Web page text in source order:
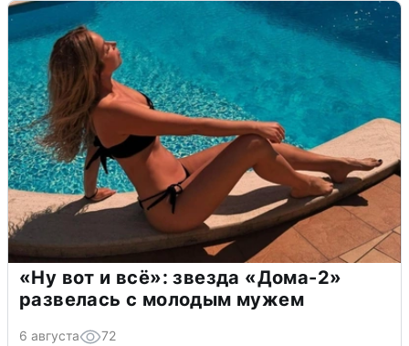
«Ну вот и всё»: звезда «Дома-2»
развелась с молодым мужем
6 августа 72